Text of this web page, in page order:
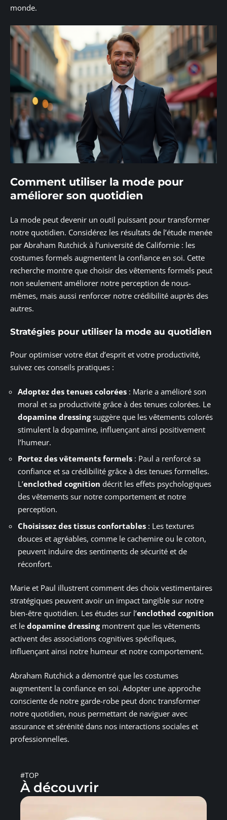
monde.
Comment utiliser la mode pour
améliorer son quotidien
La mode peut devenir un outil puissant pour transformer
notre quotidien. Considérez les résultats de l’étude menée
par Abraham Rutchick à l’université de Californie : les
costumes formels augmentent la confiance en soi. Cette
recherche montre que choisir des vêtements formels peut
non seulement améliorer notre perception de nous-
mêmes, mais aussi renforcer notre crédibilité auprès des
autres.
Stratégies pour utiliser la mode au quotidien
Pour optimiser votre état d’esprit et votre productivité,
suivez ces conseils pratiques :
Adoptez des tenues colorées : Marie a amélioré son
moral et sa productivité grâce à des tenues colorées. Le
dopamine dressingsuggère que les vêtements colorés
stimulent la dopamine, influençant ainsi positivement
l’humeur.
Portez des vêtements formels : Paul a renforcé sa
confiance et sa crédibilité grâce à des tenues formelles.
L’enclothed cognition décrit les effets psychologiques
des vêtements sur notre comportement et notre
perception.
Choisissez des tissus confortables : Les textures
douces et agréables, comme le cachemire ou le coton,
peuvent induire des sentiments de sécurité et de
réconfort.
Marie et Paul illustrent comment des choix vestimentaires
stratégiques peuvent avoir un impact tangible sur notre
bien-être quotidien. Les études sur l’enclothed cognition
et le dopamine dressingmontrent que les vêtements
activent des associations cognitives spécifiques,
influençant ainsi notre humeur et notre comportement.
Abraham Rutchick a démontré que les costumes
augmentent la confiance en soi. Adopter une approche
consciente de notre garde-robe peut donc transformer
notre quotidien, nous permettant de naviguer avec
assurance et sérénité dans nos interactions sociales et
professionnelles.
#TOP
À découvrir